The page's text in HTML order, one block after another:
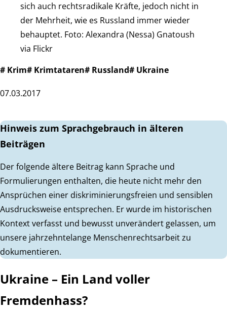
sich auch rechtsradikale Kräfte, jedoch nicht in
der Mehrheit, wie es Russland immer wieder
behauptet. Foto: Alexandra (Nessa) Gnatoush
via Flickr
# Krim# Krimtataren# Russland# Ukraine
07.03.2017
Hinweis zum Sprachgebrauch in älteren
Beiträgen
Der folgende ältere Beitrag kann Sprache und
Formulierungen enthalten, die heute nicht mehr den
Ansprüchen einer diskriminierungsfreien und sensiblen
Ausdrucksweise entsprechen. Er wurde im historischen
Kontext verfasst und bewusst unverändert gelassen, um
unsere jahrzehntelange Menschenrechtsarbeit zu
dokumentieren.
Ukraine – Ein Land voller
Fremdenhass?